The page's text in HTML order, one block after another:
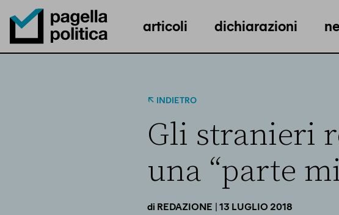
Pagella Politica Logo
articoli dichiarazioni
INDIETRO
Gli stranieri
una “parte
di REDAZIONE | 13 LUGLIO 2018